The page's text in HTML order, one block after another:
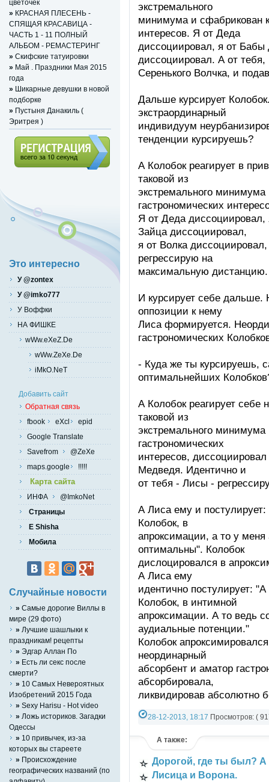
экстремального
минимума и сфабрикован
интересов. Я от Деда
диссоциировал, я от Бабы
диссоциировал. А от тебя,
Серенького Волчка, и
Дальше курсирует
экстраординарный
индивидуум
тенденции курсируешь?
А Колобок реагирует в
таковой из
экстремального
гастрономических
Я от Деда
Зайца диссоциировал,
я от Волка
регрессирую на
максимальную дистанцию.
И курсирует себе дальше.
оппозиции к нему
Лиса формируется.
гастрономических
- Куда же ты курсируешь,
оптимальнейших
А Колобок реагирует себе
таковой из
экстремального
гастрономических
интересов,
Медведя. Идентично и
от тебя - Лисы -
А Лиса ему и
Колобок, в
апроксимации, а то у
оптимальны". Колобок
дислоцировался в
А Лиса ему
идентично постулирует:
Колобок, в интимной
апроксимации. А то ведь
аудиальные потенции."
Колобок
неординарный
абсорбент и аматор
абсорбировала,
ликвидировав абсолютно
28-12-2013, 18:17 Просмотров: (
А также:
Дорогой, где ты был?
Лисица и Ворона.
цветочек
» КРАСНАЯ ПЛЕСЕНЬ -
СПЯЩАЯ КРАСАВИЦА -
ЧАСТЬ 1 - 11 ПОЛНЫЙ
АЛЬБОМ - РЕМАСТЕРИНГ
» Скифские татуировки
» Май . Праздники Мая 2015
года
» Шикарные девушки в новой
подборке
» Пустыня Данакиль (
Эритрея )
Это интересно
У @zontex
У @imko777
У Воффки
НА ФИШКЕ
wWw.eXeZ.De
wWw.ZeXe.De
iMkO.NeT
Добавить сайт
Обратная связь
fbook
eXcl
epid
Google Translate
Savefrom
@ZeXe
maps.google
!!!!!
Карта сайта
ИНФА
@ImkoNet
Страницы
E Shisha
Мобила
Случайные новости
» Самые дорогие Виллы в
мире (29 фото)
» Лучшие шашлыки к
праздникам! рецепты
» Эдгар Аллан По
» Есть ли секс после
смерти?
» 10 Самых Невероятных
Изобретений 2015 Года
» Sexy Harisu - Hot video
» Ложь историков. Загадки
Одессы
» 10 привычек, из-за
которых вы стареете
» Происхождение
географических названий (по